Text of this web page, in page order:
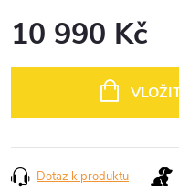
10 990 Kč
Dotaz k produktu